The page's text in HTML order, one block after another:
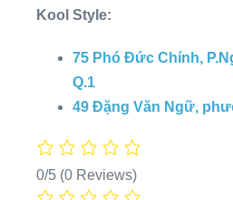
Kool Style:
75 Phó Đức Chính,
Q.1
49 Đặng Văn Ngữ,
0/5 (0 Reviews)